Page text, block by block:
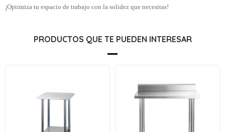
¡Optimiza tu espacio de trabajo con la solidez que necesitas!
PRODUCTOS QUE TE PUEDEN INTERESAR